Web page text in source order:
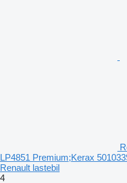
LP4851 Premium;Kerax
Renault lastebil
4